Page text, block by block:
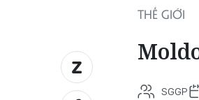
THẾ GIỚI
SGGP